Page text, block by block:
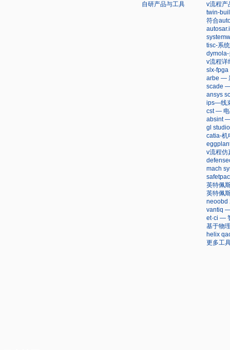
自研产品与工具
v流程产
twin-
符合
tisc-系
dymola-
v流程详
slx-
arbe —
scade
ansys
ips—线
cst — 电
absint —
gl
catia-机
v流程仿
mach
英特佩
英特佩
neoobd
vantiq
et·ci —
基于物
helix
更多工